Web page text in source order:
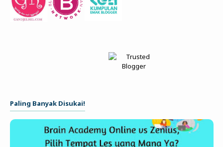
Paling Banyak Disukai!